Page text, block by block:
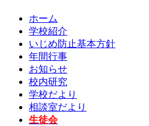
ホーム
学校紹介
いじめ防止基本方針
年間行事
お知らせ
校内研究
学校だより
相談室だより
生徒会